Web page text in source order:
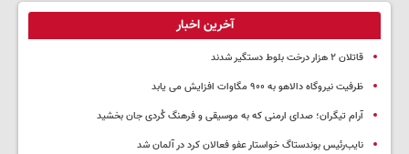
آخرین اخبار
قاتلان ۲ هزار درخت بلوط دستگیر شدند
ظرفیت نیروگاه دالاهو به ۹۰۰ مگاوات افزایش می یابد
آرام تیگران؛ صدای ارمنی که به موسیقی و فرهنگ کُردی جان بخشید
نایب‌رئیس بوندستاگ خواستار عفو فعالان کرد در آلمان شد